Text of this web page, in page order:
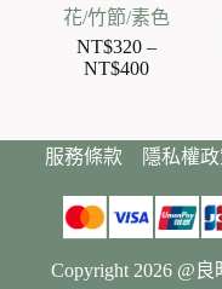
花/竹節/素色
NT$320 –
NT$400價
圍：
到
NT$400
服務條款 隱私權
Copyright 2026 @良